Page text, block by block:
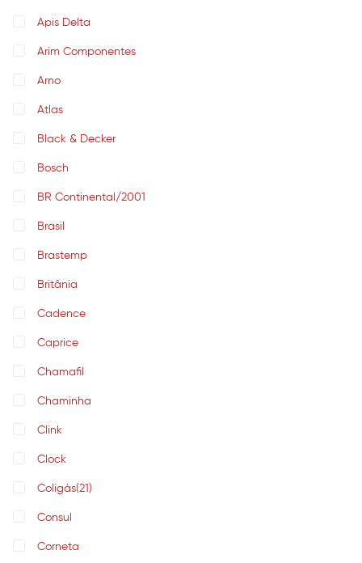
Apis Delta
Arim Componentes
Arno
Atlas
Black & Decker
Bosch
BR Continental/2001
Brasil
Brastemp
Britânia
Cadence
Caprice
Chamafil
Chaminha
Clink
Clock
Coligás(21)
Consul
Corneta